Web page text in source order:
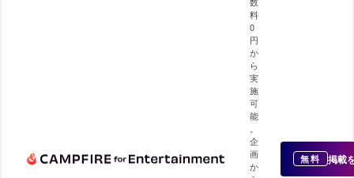
料
0
円
か
ら
実
施
可
能
企
画
か
無料 掲載